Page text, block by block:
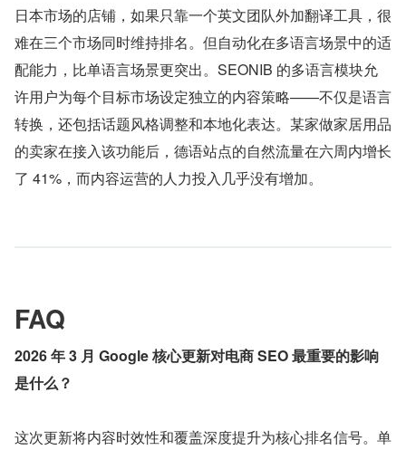
日本市场的店铺，如果只靠一个英文团队外加翻译工具，很
难在三个市场同时维持排名。但自动化在多语言场景中的适
配能力，比单语言场景更突出。SEONIB 的多语言模块允
许用户为每个目标市场设定独立的内容策略——不仅是语言
转换，还包括话题风格调整和本地化表达。某家做家居用品
的卖家在接入该功能后，德语站点的自然流量在六周内增长
了 41%，而内容运营的人力投入几乎没有增加。
FAQ
2026 年 3 月 Google 核心更新对电商 SEO 最重要的影响
是什么？
这次更新将内容时效性和覆盖深度提升为核心排名信号。单